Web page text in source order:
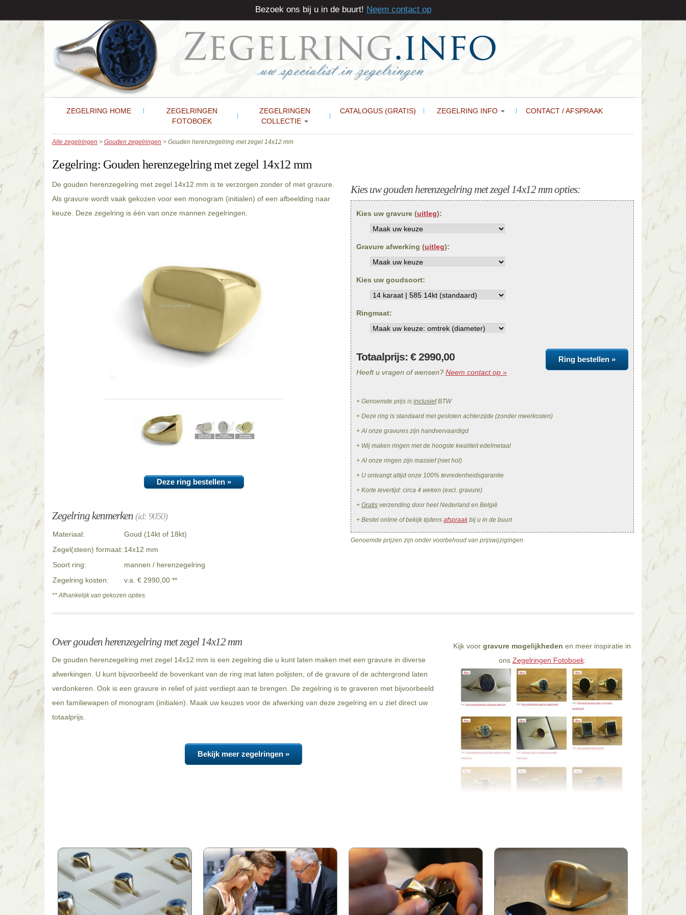
ZEGELRING HOME
ZEGELRINGEN
FOTOBOEK
ZEGELRINGEN
COLLECTIE
CATALOGUS (GRATIS) ZEGELRING INFO CONTACT / AFSPRAAK
Alle zegelringen > Gouden zegelringen > Gouden herenzegelring met zegel 14x12 mm
Zegelring: Gouden herenzegelring met zegel 14x12 mm
De gouden herenzegelring met zegel 14x12 mm is te verzorgen zonder of met gravure.
Als gravure wordt vaak gekozen voor een monogram (initialen) of een afbeelding naar
keuze. Deze zegelring is één van onze mannen zegelringen.
Deze ring bestellen »
Zegelring kenmerken (id: 9050)
Materiaal:
Goud (14kt of 18kt)
Zegel(steen) formaat: 14x12 mm
Soort ring:
mannen / herenzegelring
Zegelring kosten:
v.a. € 2990,00 **
** Afhankelijk van gekozen opties.
Kies uw gouden herenzegelring met zegel 14x12 mm opties:
Kies uw gravure (uitleg):
Gravure afwerking (uitleg):
Kies uw goudsoort:
Ringmaat:
Ring bestellen »
Totaalprijs: €2990,00
Heeft u vragen of wensen? Neem contact op »
+ Genoemde prijs is inclusiefBTW
+ Deze ring is standaard met gesloten achterzijde (zonder meerkosten)
+ Al onze gravures zijn handvervaardigd
+ Wij maken ringen met de hoogste kwaliteit edelmetaal
+ Al onze ringen zijn massief (niet hol)
+ U ontvangt altijd onze 100% tevredenheidsgarantie
+ Korte levertijd: circa 4 weken (excl. gravure)
+ Gratis verzending door heel Nederland en België
+ Bestel online of bekijk tijdens afspraakbij u in de buurt
Genoemde prijzen zijn onder voorbehoud van prijswijzigingen.
Over gouden herenzegelring met zegel 14x12 mm
De gouden herenzegelring met zegel 14x12 mm is een zegelring die u kunt laten maken met een gravure in diverse
afwerkingen. U kunt bijvoorbeeld de bovenkant van de ring mat laten polijsten, of de gravure of de achtergrond laten
verdonkeren. Ook is een gravure in relief of juist verdiept aan te brengen. De zegelring is te graveren met bijvoorbeeld
een familiewapen of monogram (initialen). Maak uw keuzes voor de afwerking van deze zegelring en u ziet direct uw
totaalprijs.
Bekijk meer zegelringen »
Kijk voor gravure mogelijkheden en meer inspiratie in
ons Zegelringen Fotoboek:
Bezoek ons bij u in de buurt! Neem contact op